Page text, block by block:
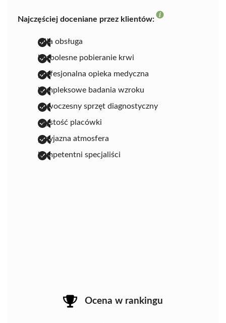
Najczęściej doceniane przez klientów:
miła obsługa
bezbolesne pobieranie krwi
profesjonalna opieka medyczna
kompleksowe badania wzroku
nowoczesny sprzęt diagnostyczny
czystość placówki
przyjazna atmosfera
kompetentni specjaliści
Ocena w rankingu